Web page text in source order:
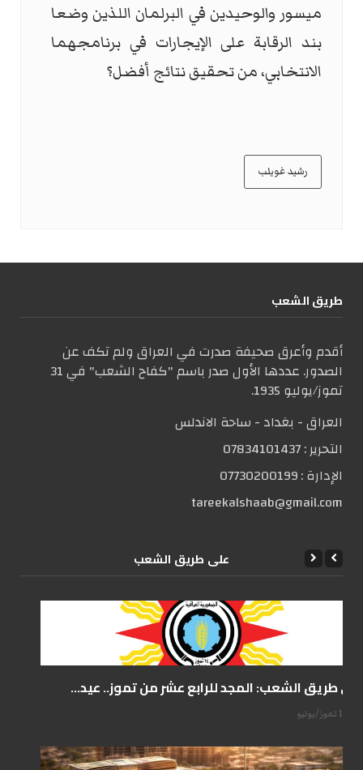
ميسور والوحيدين في البرلمان اللذين وضعا
بند الرقابة على الإيجارات في برنامجهما
الانتخابي، من تحقيق نتائج أفضل؟
رشيد غويلب
طریق الشعب
أقدم وأعرق صحيفة صدرت في العراق ولم تكف عن
الصدور. عددها الأول صدر باسم "كفاح الشعب" في 31
تموز/يوليو 1935.
العراق - بغداد - ساحة الاندلس
التحریر :07834101437
الإدارة :07730200199
tareekalshaab@gmail.com
علی طریق الشعب
على طريق الشعب: المجد للرابع عشر من تموز.. عيد...
14 تموز/يوليو